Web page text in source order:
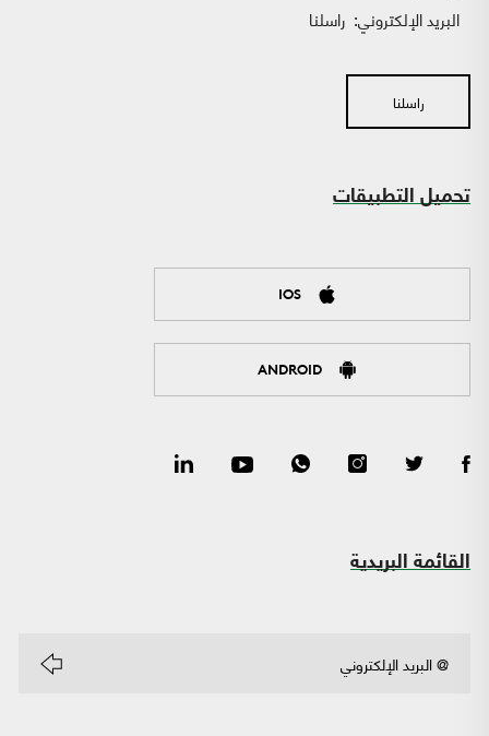
البريد الإلكتروني: راسلنا
راسلنا
تحميل التطبيقات
IOS
ANDROID
القائمة البريدية